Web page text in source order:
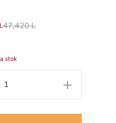
47,420L
L
stok